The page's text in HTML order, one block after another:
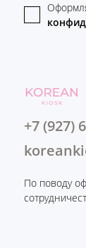
+7 (927)
По поводу